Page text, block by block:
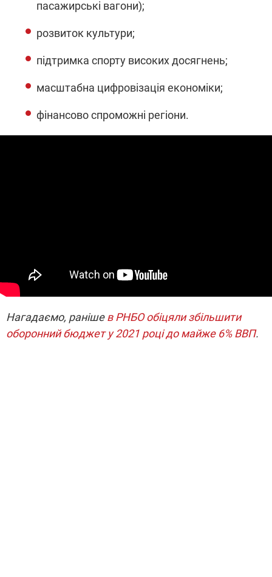
пасажирські вагони);
розвиток культури;
підтримка спорту високих досягнень;
масштабна цифровізація економіки;
фінансово спроможні регіони.
Нагадаємо, ранішев РНБО обіцяли збільшити
оборонний бюджет у 2021 році до майже 6% ВВП.